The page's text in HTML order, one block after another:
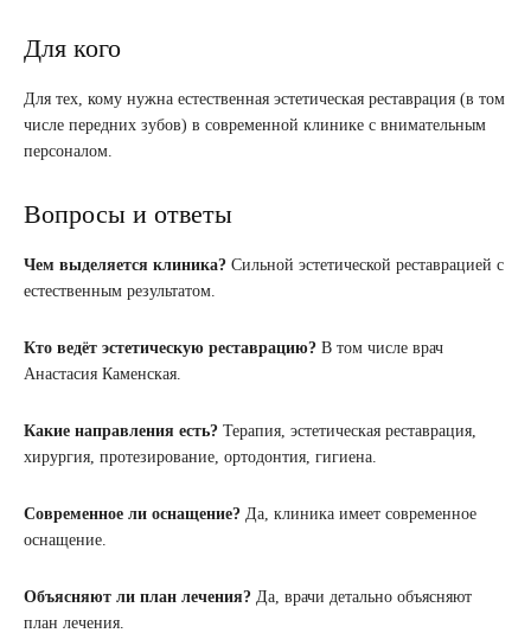
Для кого
Для тех, кому нужна естественная эстетическая реставрация (в том
числе передних зубов) в современной клинике с внимательным
персоналом.
Вопросы и ответы
Чем выделяется клиника? Сильной эстетической реставрацией с
естественным результатом.
Кто ведёт эстетическую реставрацию? В том числе врач
Анастасия Каменская.
Какие направления есть? Терапия, эстетическая реставрация,
хирургия, протезирование, ортодонтия, гигиена.
Современное ли оснащение? Да, клиника имеет современное
оснащение.
Объясняют ли план лечения? Да, врачи детально объясняют
план лечения.